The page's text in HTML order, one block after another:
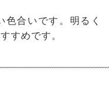
色合いです。明るく
すめです。